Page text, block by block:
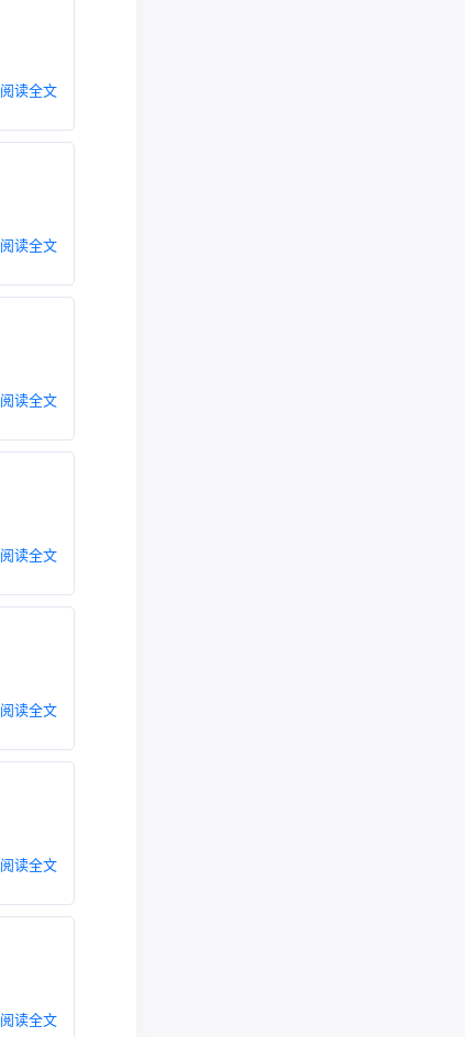
阅读全文
阅读全文
阅读全文
阅读全文
阅读全文
阅读全文
阅读全文